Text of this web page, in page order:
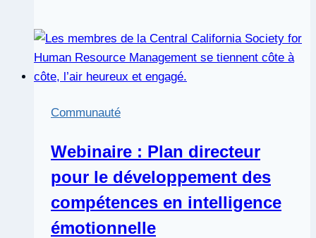
mars,
The
Boys
La
comme
facteur
émotionnelle
Communauté
Webinaire : Plan directeur
pour le développement des
compétences en intelligence
émotionnelle